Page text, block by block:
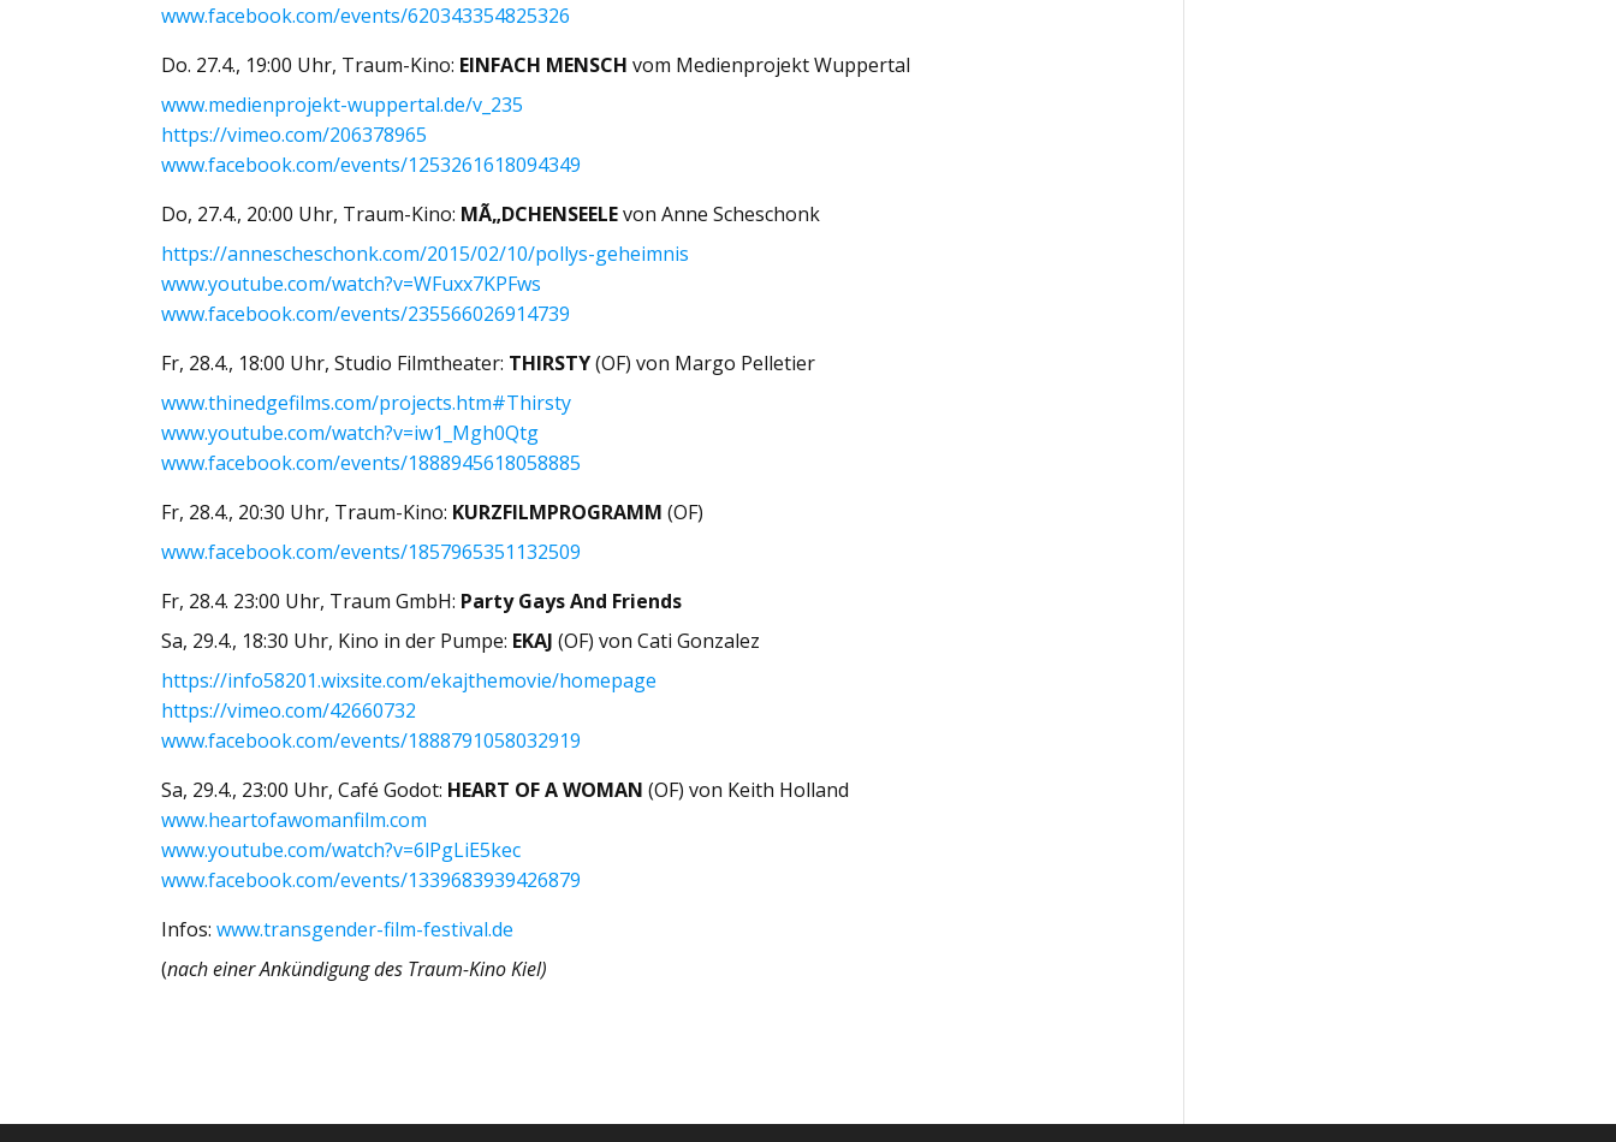
www.facebook.com/events/620343354825326
Do. 27.4., 19:00 Uhr, Traum-Kino: EINFACH MENSCH vom Medienprojekt Wuppertal
www.medienprojekt-wuppertal.de/v_235
https://vimeo.com/206378965
www.facebook.com/events/1253261618094349
Do, 27.4., 20:00 Uhr, Traum-Kino: MÃ„DCHENSEELEvon Anne Scheschonk
https://annescheschonk.com/2015/02/10/pollys-geheimnis
www.youtube.com/watch?v=WFuxx7KPFws
www.facebook.com/events/235566026914739
Fr, 28.4., 18:00 Uhr, Studio Filmtheater: THIRSTY(OF) von Margo Pelletier
www.thinedgefilms.com/projects.htm#Thirsty
www.youtube.com/watch?v=iw1_Mgh0Qtg
www.facebook.com/events/1888945618058885
Fr, 28.4., 20:30 Uhr, Traum-Kino: KURZFILMPROGRAMM (OF)
www.facebook.com/events/1857965351132509
Fr, 28.4. 23:00 Uhr, Traum GmbH: Party Gays And Friends
Sa, 29.4., 18:30 Uhr, Kino in der Pumpe: EKAJ (OF) von Cati Gonzalez
https://info58201.wixsite.com/ekajthemovie/homepage
https://vimeo.com/42660732
www.facebook.com/events/1888791058032919
Sa, 29.4., 23:00 Uhr, Café Godot: HEART OF A WOMAN (OF) von Keith Holland
www.heartofawomanfilm.com
www.youtube.com/watch?v=6lPgLiE5kec
www.facebook.com/events/1339683939426879
Infos:www.transgender-film-festival.de
(nach einer Ankündigung des Traum-Kino Kiel)